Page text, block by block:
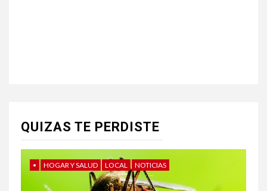
QUIZAS TE PERDISTE
• HOGAR Y SALUD LOCAL NOTICIAS